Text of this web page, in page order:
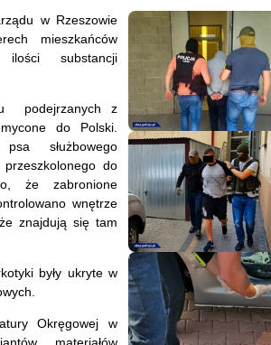
w Rzeszowie
mieszkańców
ilości substancji
podejrzanych z
do Polski.
służbowego
do
że zabronione
wnętrze
znajdują się tam
były ukryte w
Okręgowej w